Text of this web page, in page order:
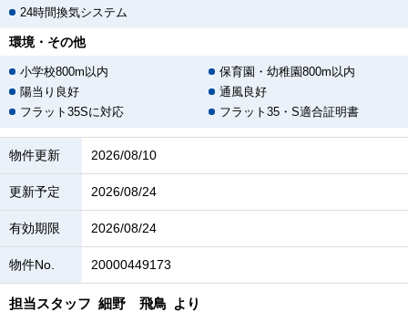
24時間換気システム
環境・その他
小学校800m以内
保育園・幼稚園800m以内
陽当り良好
通風良好
フラット35Sに対応
フラット35・S適合証明書
物件更新 2026/08/10
更新予定 2026/08/24
有効期限 2026/08/24
物件No. 20000449173
担当スタッフ 細野 飛鳥 より